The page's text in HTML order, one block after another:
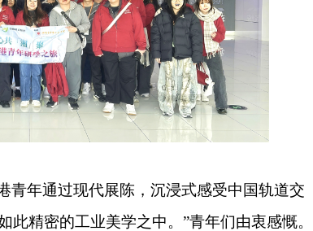
青年通过现代展陈，沉浸式感受中国轨道交
此精密的工业美学之中。”青年们由衷感慨。